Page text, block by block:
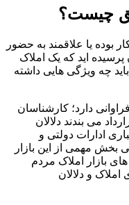
چیست؟
بوده یا علاقمند به حضور
پرسیده اید که یک املاک
چه ویژگی هایی داشته
دارد؛ کارشناسان
می بندند دلالان
ادارات دولتی و
بخش مهمی از این بازار
بازار املاک مردم
و دلالان